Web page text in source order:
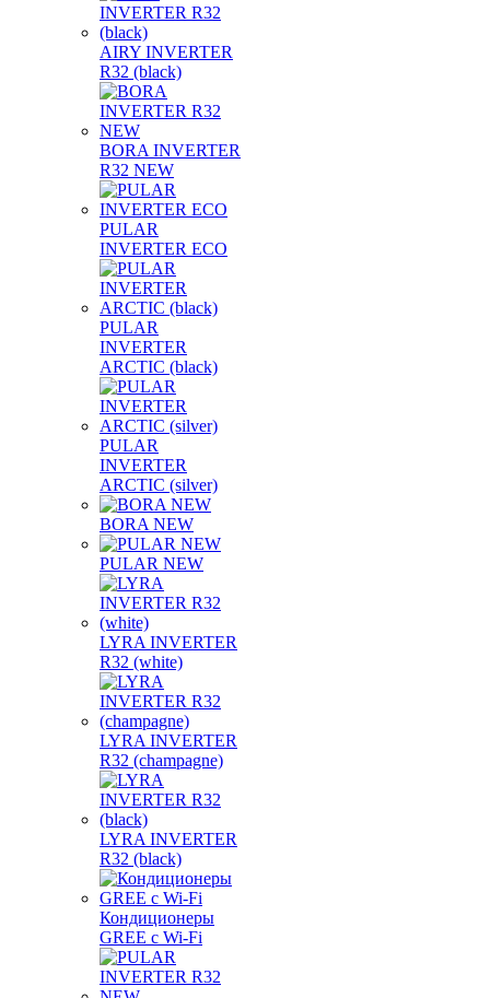
AIRY INVERTER
R32 (black)
BORA INVERTER
R32 NEW
PULAR
INVERTER ECO
PULAR
INVERTER
ARCTIC (black)
PULAR
INVERTER
ARCTIC (silver)
BORA NEW
PULAR NEW
LYRA INVERTER
R32 (white)
LYRA INVERTER
R32 (champagne)
LYRA INVERTER
R32 (black)
Кондиционеры
GREE с Wi-Fi